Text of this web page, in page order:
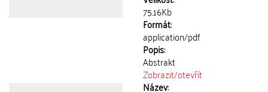
75.16Kb
Formát:
application/pdf
Popis:
Abstrakt
Zobrazit/otevřít
Název: